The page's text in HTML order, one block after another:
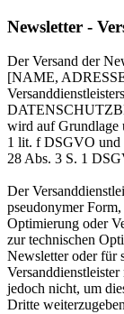
Newsletter -
Der Versand der
[NAME,
wird auf Grundlage
1 lit. f DSGVO und
28 Abs. 3 S. 1
Der
pseudonymer
Optimierung oder
zur technischen
Newsletter oder für
jedoch nicht, um
Dritte